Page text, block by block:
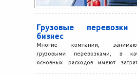
Грузовые перевозки
бизнес
Многие компании,
грузовыми перевозками, в
основных расходов имеют